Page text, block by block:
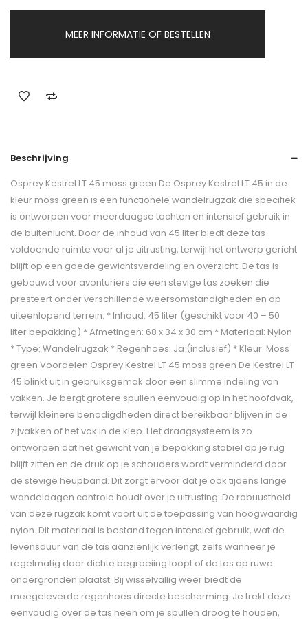
MEER INFORMATIE OF BESTELLEN
Beschrijving
Osprey Kestrel LT 45 moss green De Osprey Kestrel LT 45 in de
kleur moss green is een functionele wandelrugzak die specifiek
is ontworpen voor meerdaagse tochten en intensief gebruik in
de buitenlucht. Door de inhoud van 45 liter biedt deze tas
voldoende ruimte voor al je uitrusting, terwijl het ontwerp gericht
blijft op een goede gewichtsverdeling en overzicht. De tas is
gebouwd voor avonturiers die een stevige tas zoeken die
presteert onder verschillende weersomstandigheden en op
uiteenlopend terrein. * Inhoud: 45 liter (geschikt voor 40 – 50
liter bepakking) * Afmetingen: 68 x 34 x 30 cm * Materiaal: Nylon
* Type: Wandelrugzak * Regenhoes: Ja (inclusief) * Kleur: Moss
green Voordelen Osprey Kestrel LT 45 moss green De Kestrel LT
45 blinkt uit in gebruiksgemak door een slimme indeling van
vakken. Je bergt grotere spullen eenvoudig op in het hoofdvak,
terwijl kleinere benodigdheden direct bereikbaar blijven in de
zijvakken of het vak in de klep. Het draagsysteem is zo
ontworpen dat het gewicht van je bepakking stabiel op je rug
blijft zitten en de druk op je schouders wordt verminderd door
de stevige heupband. Dit zorgt ervoor dat je ook tijdens lange
wandeldagen controle houdt over je uitrusting. De robuustheid
van deze rugzak komt voort uit de toepassing van hoogwaardig
nylon. Dit materiaal is bestand tegen intensief gebruik, wat de
levensduur van de tas aanzienlijk verlengt, zelfs wanneer je
regelmatig door dichte begroeiing loopt of de tas op ruwe
ondergronden plaatst. Bij wisselvallig weer biedt de
meegeleverde regenhoes directe bescherming. Je trekt deze
eenvoudig over de tas heen om je spullen droog te houden,